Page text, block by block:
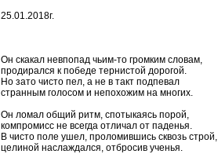
25.01.2018г.
Он скакал невпопад чьим-то громким словам,
продирался к победе тернистой дорогой.
Но зато чисто пел, а не в такт подпевал
странным голосом и непохожим на многих.
Он ломал общий ритм, спотыкаясь порой,
компромисс не всегда отличал от паденья.
В чисто поле ушел, проломившись сквозь строй,
целиной наслаждался, отбросив ученья.